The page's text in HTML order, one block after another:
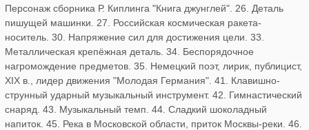
Персонаж сборника Р. Киплинга "Книга джунглей". 26. Деталь
пишущей машинки. 27. Российская космическая ракета-
носитель. 30. Напряжение сил для достижения цели. 33.
Металлическая крепёжная деталь. 34. Беспорядочное
нагромождение предметов. 35. Немецкий поэт, лирик, публицист,
XIX в., лидер движения "Молодая Германия". 41. Клавишно-
струнный ударный музыкальный инструмент. 42. Гимнастический
снаряд. 43. Музыкальный темп. 44. Сладкий шоколадный
напиток. 45. Река в Московской области, приток Москвы-реки. 46.